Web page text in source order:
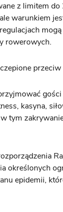
z limitem
warunkiem
rowerowych.
kasyna,
tym
określonych
epidemii,